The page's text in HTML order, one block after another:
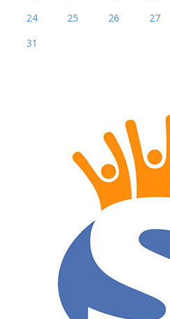
24
25 26 27
31